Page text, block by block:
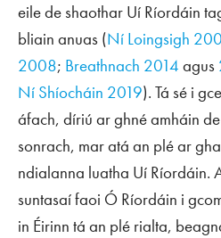
eile de shaothar Uí Ríordáin
bliain anuas (Ní Loingsigh
2008; Breathnach 2014 agus
Ní Shíocháin 2019). Tá sé i
áfach, díriú ar ghné amháin
sonrach, mar atá an plé ar
ndialanna luatha Uí Ríordáin.
suntasaí faoi Ó Ríordáin i
in Éirinn tá an plé rialta,